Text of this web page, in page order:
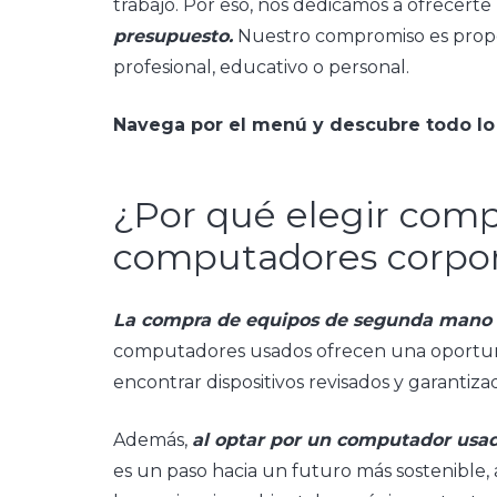
trabajo. Por eso, nos dedicamos a
presupuesto. Nuestro compromiso es
profesional, educativo o personal.
Navega por el menú y descubre todo
¿Por qué elegir
computadores
La compra de equipos de segunda mano
computadores usados ofrecen una
encontrar dispositivos revisados y
Además, al optar por un computador
es un paso hacia un futuro más